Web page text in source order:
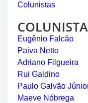
Colunistas
Eugênio Falcão
Paiva Netto
Adriano Filgueira
Rui Galdino
Paulo Galvão
Maeve Nóbrega